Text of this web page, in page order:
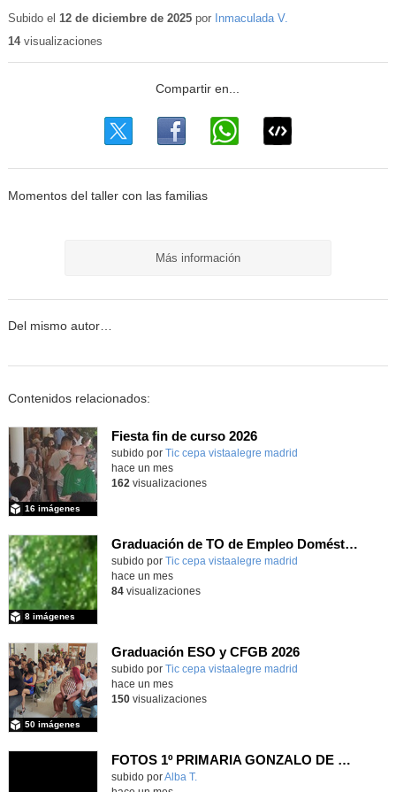
Subido el 12 de diciembre de 2025por Inmaculada V.
14visualizaciones
Momentos del taller con las familias
Más información
Del mismo autor…
Contenidos relacionados:
Fiesta fin de curso 2026
subido por Tic cepa vistaalegre madrid
16 imágenes
hace un mes
162 visualizaciones
Graduación de TO de Empleo Doméstico
subido por Tic cepa vistaalegre madrid
8 imágenes
hace un mes
84visualizaciones
Graduación ESO y CFGB 2026
subido por Tic cepa vistaalegre madrid
50 imágenes
hace un mes
150visualizaciones
FOTOS 1º PRIMARIA GONZALO DE BERCEO
subido porAlba T.